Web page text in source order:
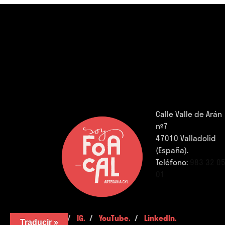
Calle Valle de Arán
nº7
47010 Valladolid
(España).
Teléfono:
FB. /IG. /YouTube. /LinkedIn.
Traducir »